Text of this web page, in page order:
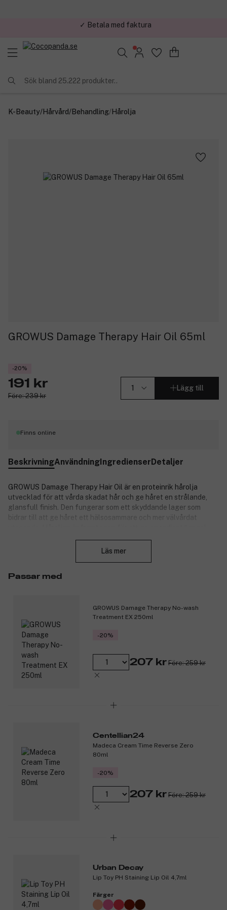
✓ Trygg E-handel
Sök bland 25.222 produkter..
K-Beauty/Hårvård/Behandling/Hårolja
GROWUS Damage Therapy Hair Oil 65ml
-20%
191 kr
Före: 239 kr
Lägg till
Finns online
BeskrivningAnvändningIngredienserDetaljer
GROWUS Damage Therapy Hair Oil är en proteinrik hårolja
utvecklad för att vårda skadat hår och ge håret en strålande,
glansfull finish. Den fungerar som ett skyddande lager som
bidrar till att ge håret ett hälsosammare och mer välvårdat
längderna mjukare, blankare och mer polerade.
3359399
Läs mer
Passar med
GROWUS Damage Therapy No-wash
Treatment EX 250ml
-20%
207 kr Före: 259 kr
Centellian24
Madeca Cream Time Reverse Zero
80ml
-20%
207 kr Före: 259 kr
Urban Decay
Lip Toy PH Staining Lip Oil 4,7ml
Färger